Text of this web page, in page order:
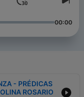
00:00
- PRÉDICAS
ROSARIO